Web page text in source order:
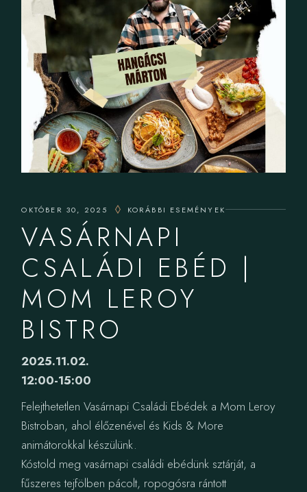
OKTÓBER 30, 2025 KORÁBBI ESEMÉNYEK
VASÁRNAPI
CSALÁDI EBÉD |
MOM LEROY
BISTRO
2025.11.02.
12:00-15:00
Felejthetetlen Vasárnapi Családi Ebédek a Mom Leroy
Bistroban, ahol élőzenével és Kids & More
animátorokkal készülünk.
Kóstold meg vasárnapi családi ebédünk sztárját, a
fűszeres tejfölben pácolt, ropogósra rántott